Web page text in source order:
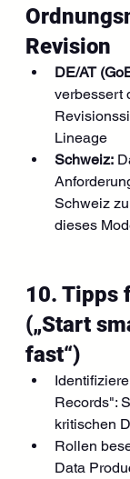
Revision
DE/AT
verbessert
Lineage
Schweiz:
Schweiz
dieses
10. Tipps
(„Start
fast“)
Records":
kritischen
Rollen
Data